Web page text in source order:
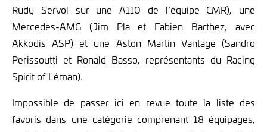
Rudy Servol sur une A110 de l’équipe CMR), une
Mercedes-AMG (Jim Pla et Fabien Barthez, avec
Akkodis ASP) et une Aston Martin Vantage (Sandro
Perissoutti et Ronald Basso, représentants du Racing
Spirit of Léman).
Impossible de passer ici en revue toute la liste des
favoris dans une catégorie comprenant 18 équipages,